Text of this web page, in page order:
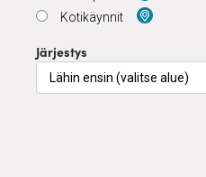
Kotikäynnit
Järjestys